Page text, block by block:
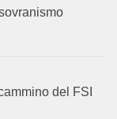
del FSI